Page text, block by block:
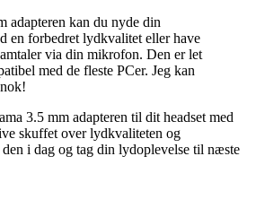
adapteren kan du nyde din
en forbedret lydkvalitet eller have
via din mikrofon. Den er let
med de fleste PCer. Jeg kan
3.5 mm adapteren til dit headset med
skuffet over lydkvaliteten og
i dag og tag din lydoplevelse til næste